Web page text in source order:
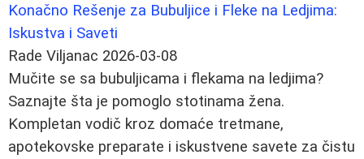
Konačno Rešenje za Bubuljice i Fleke na Ledjima:
Iskustva i Saveti
Rade Viljanac 2026-03-08
Mučite se sa bubuljicama i flekama na ledjima?
Saznajte šta je pomoglo stotinama žena.
Kompletan vodič kroz domaće tretmane,
apotekovske preparate i iskustvene savete za čistu